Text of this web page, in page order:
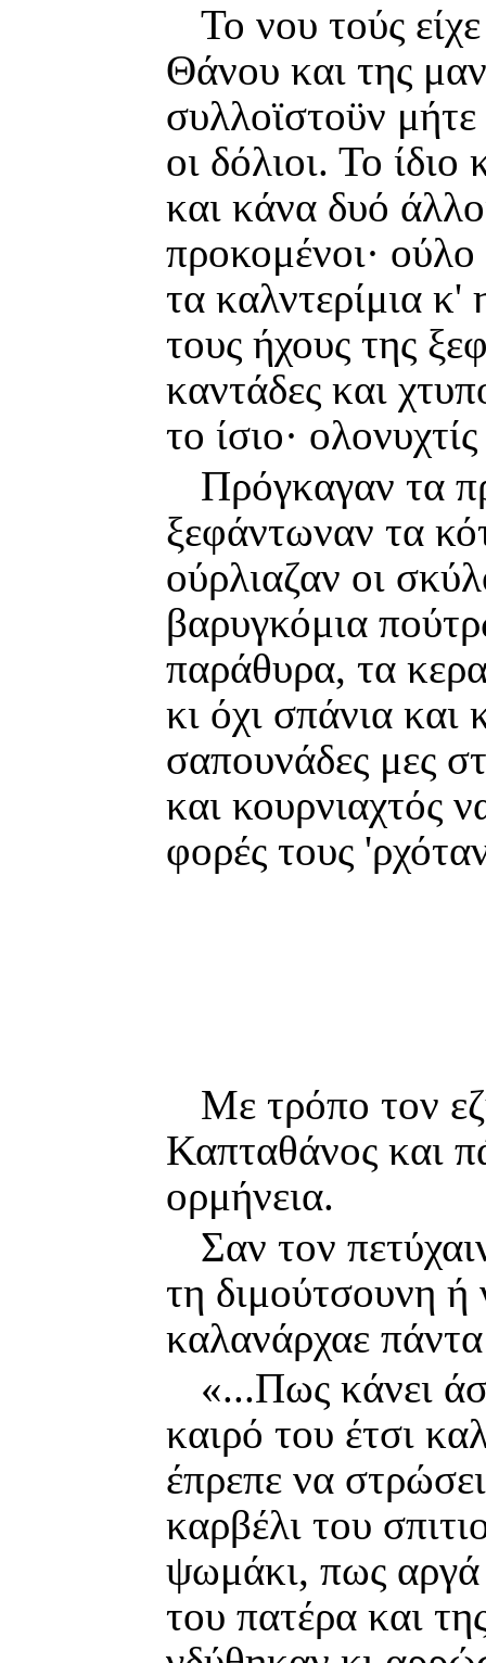
Το νου τούς
Θάνου και της
συλλοϊστοϋν
οι δόλιοι. Το ίδιο
και κάνα δυό
προκομένοι·
τα καλντερίμια
τους ήχους της
καντάδες και
το ίσιο·
Πρόγκαγαν τα
ξεφάντωναν τα
ούρλιαζαν οι
βαρυγκόμια
παράθυρα, τα
κι όχι σπάνια και
σαπουνάδες μες
και κουρνιαχτός
φορές τους
Με τρόπο τον
Καπταθάνος και
ορμήνεια.
Σαν τον
τη διμούτσουνη ή
καλανάρχαε πάντα
«...Πως κάνει
καιρό του έτσι
έπρεπε να
καρβέλι του
ψωμάκι, πως αργά
του πατέρα και